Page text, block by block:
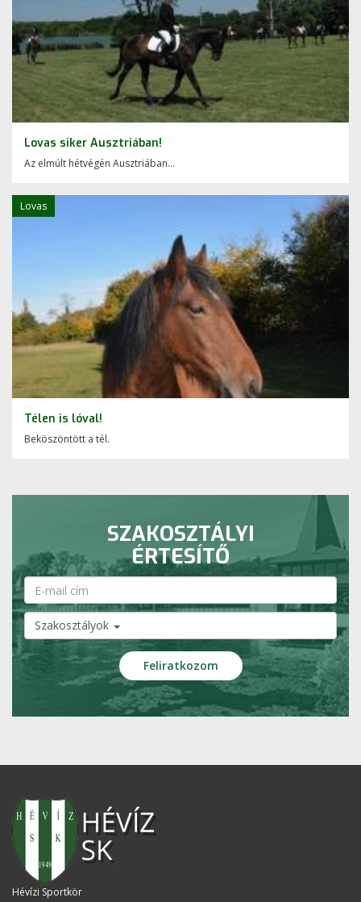
Lovas siker Ausztriában!
Az elmúlt hétvégén Ausztriában...
Lovas
Télen is lóval!
Beköszöntött a tél.
SZAKOSZTÁLYI
ÉRTESÍTŐ
Szakosztályok
Hévízi Sportkör